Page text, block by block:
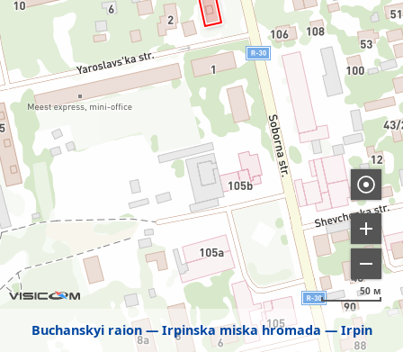
Buchanskyi raion Irpinska miska hromada Irpin
50 м